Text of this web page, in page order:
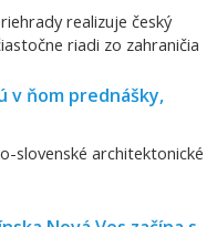
realizuje český
riadi zo zahraničia
v ňom prednášky,
slovenské architektonické